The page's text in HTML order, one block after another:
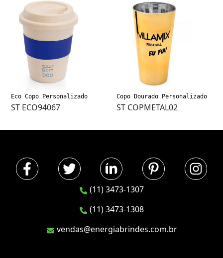
Eco Copo Personalizado
ST ECO94067
Copo Dourado Personalizado
ST COPMETAL02
(11) 3473-1307
(11) 3473-1308
vendas@energiabrindes.com.br